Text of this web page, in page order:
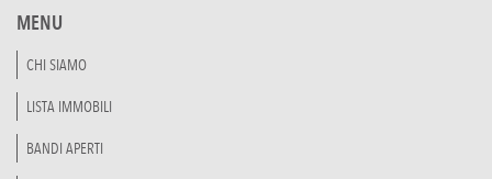
MENU
CHI SIAMO
LISTA IMMOBILI
BANDI APERTI